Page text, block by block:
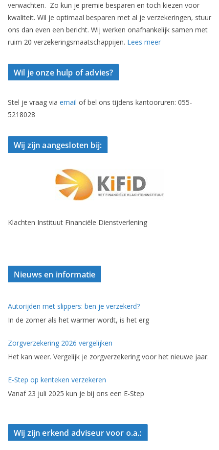
verwachten. Zo kun je premie besparen en toch kiezen voor
kwaliteit. Wil je optimaal besparen met al je verzekeringen, stuur
ons dan even een bericht. Wij werken onafhankelijk samen met
ruim 20 verzekeringsmaatschappijen. Lees meer
Wil je onze hulp of advies?
Stel je vraag via email of bel ons tijdens kantooruren: 055-
5218028
Wij zijn aangesloten bij:
Klachten Instituut Financiële Dienstverlening
Nieuws en informatie
Autorijden met slippers: ben je verzekerd?
In de zomer als het warmer wordt, is het erg
Zorgverzekering 2026 vergelijken
Het kan weer. Vergelijk je zorgverzekering voor het nieuwe jaar.
E-Step op kenteken verzekeren
Vanaf 23 juli 2025 kun je bij ons een E-Step
Wij zijn erkend adviseur voor o.a.: